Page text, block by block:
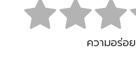
ความอร่อย